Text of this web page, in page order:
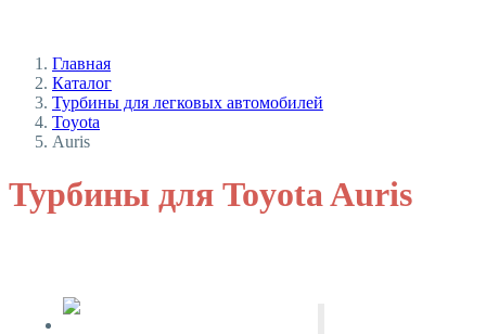
Главная
Каталог
Турбины для легковых автомобилей
Toyota
Auris
Турбины для Toyota Auris